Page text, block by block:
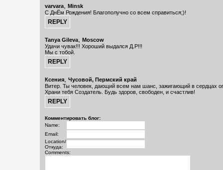
varvara, Minsk
С ДнЁм Рождения! Благополучно со всем справиться;)!
Tanya Gileva, Moscow
Удачи чувак!!! Хороший выдался Д.Р!!!
Мы с тобой.
Ксения, Чусовой, Пермский край
Витер. Ты человек, дающий всем нам шанс, зажигающий в сердцах
Храни тебя Создатель. Будь здоров, свободен, и счастлив!
Комментировать блог:
Name:
Email:
Location/
Откуда:
Comments: